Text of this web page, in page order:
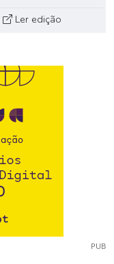
Ler edição
PUB